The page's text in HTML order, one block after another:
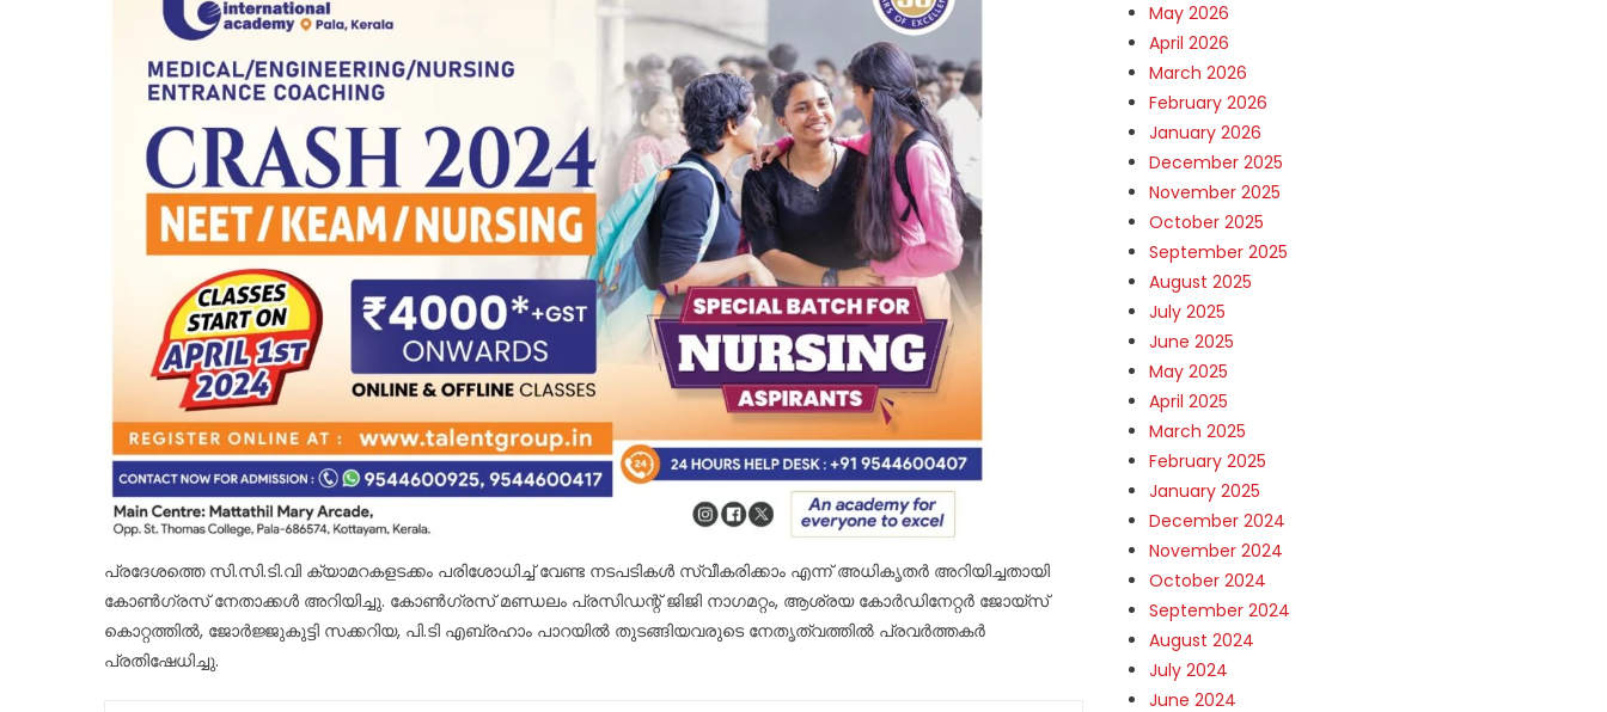
പ്രദേശത്തെ സി.സി.ടി.വി ക്യാമറകളടക്കം പരിശോധിച്ച് വേണ്ട നടപടികള്‍ സ്വീകരിക്കാം എന്ന് അധികൃതര്‍ അറിയിച്ചതായി
കോണ്‍ഗ്രസ് നേതാക്കള്‍ അറിയിച്ചു. കോണ്‍ഗ്രസ് മണ്ഡലം പ്രസിഡന്റ് ജിജി നാഗമറ്റം, ആശ്രയ കോര്‍ഡിനേറ്റര്‍ ജോയ്സ്
കൊറ്റത്തില്‍, ജോര്‍ജ്ജുകുട്ടി സക്കറിയ, പി.ടി എബ്രഹാം പാറയില്‍ തുടങ്ങിയവരുടെ നേതൃത്വത്തില്‍ പ്രവര്‍ത്തകര്‍
പ്രതിഷേധിച്ചു.
May 2026
April 2026
March 2026
February 2026
January 2026
December 2025
November 2025
October 2025
September 2025
August 2025
July 2025
June 2025
May 2025
April 2025
March 2025
February 2025
January 2025
December 2024
November 2024
October 2024
September 2024
August 2024
July 2024
June 2024